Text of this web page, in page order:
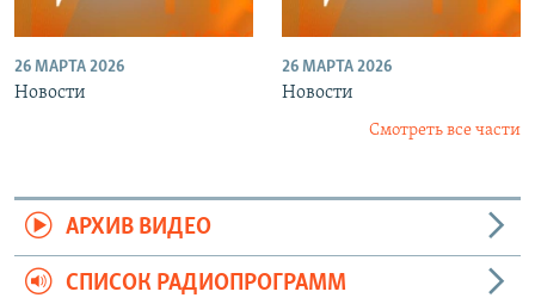
26 МАРТА 2026
Новости
26 МАРТА 2026
Новости
Смотреть все части
АРХИВ ВИДЕО
СПИСОК РАДИОПРОГРАММ